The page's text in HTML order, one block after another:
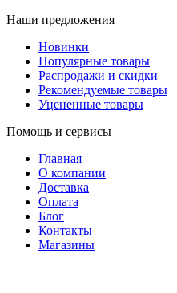
Наши предложения
Новинки
Популярные товары
Распродажи и скидки
Рекомендуемые товары
Уцененные товары
Помощь и сервисы
Главная
О компании
Доставка
Оплата
Блог
Контакты
Магазины